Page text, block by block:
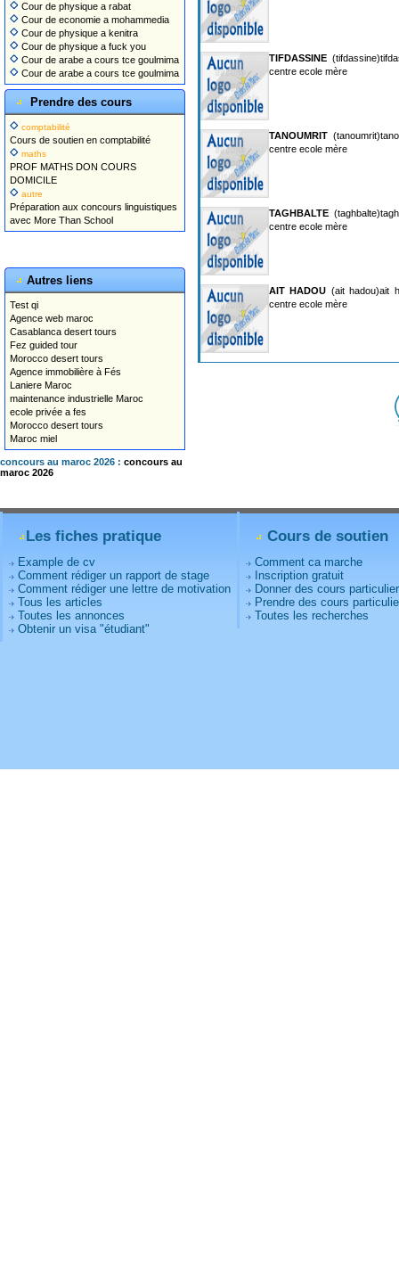
Cour de physique a rabat
Cour de economie a mohammedia
Cour de physique a kenitra
Cour de physique a fuck you
Cour de arabe a cours tce goulmima
Cour de arabe a cours tce goulmima
Prendre des cours
comptabilité
Cours de soutien en comptabilité
maths
PROF MATHS DON COURS
DOMICILE
autre
Préparation aux concours linguistiques
avec More Than School
Autres liens
Test qi
Agence web maroc
Casablanca desert tours
Fez guided tour
Morocco desert tours
Agence immobilière à Fés
Laniere Maroc
maintenance industrielle Maroc
ecole privée a fes
Morocco desert tours
Maroc miel
concours au maroc 2026 : concours au
maroc 2026
TIFDASSINE
centre ecole mère
TANOUMRIT
centre ecole mère
TAGHBALTE
centre ecole mère
AIT HADOU (ait hadou)ait
centre ecole mère
Les fiches pratique
Example de cv
Comment rédiger un rapport de stage
Comment rédiger une lettre de motivation
Tous les articles
Toutes les annonces
Obtenir un visa "étudiant"
Cours de soutien
Comment ca marche
Inscription gratuit
Donner des cours
Prendre des cours
Toutes les recherches